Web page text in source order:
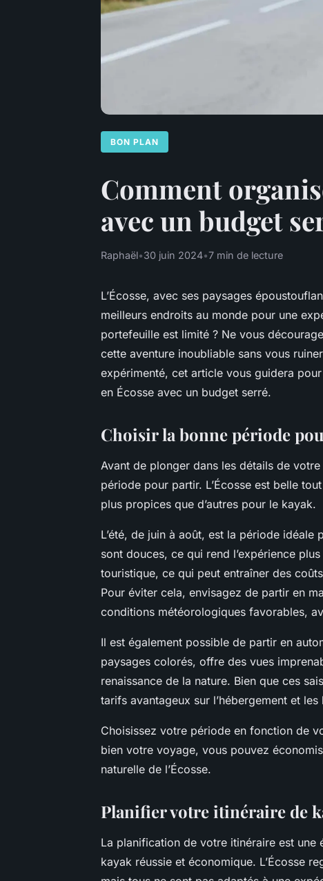
BON PLAN
Comment
avec un budget
Raphaël•30 juin 2024•7 min de lecture
L’Écosse, avec ses paysages
meilleurs endroits au monde pour une
portefeuille est limité ? Ne vous
cette aventure inoubliable sans vous
expérimenté, cet article vous guidera
en Écosse avec un budget serré.
Choisir la bonne période
Avant de plonger dans les détails de
période pour partir. L’Écosse est belle
plus propices que d’autres pour le kayak.
L’été, de juin à août, est la période
sont douces, ce qui rend l’expérience
touristique, ce qui peut entraîner des
Pour éviter cela, envisagez de partir en
conditions météorologiques favorables,
Il est également possible de partir en
paysages colorés, offre des vues
renaissance de la nature. Bien que ces
tarifs avantageux sur l’hébergement et
Choisissez votre période en fonction de
bien votre voyage, vous pouvez
naturelle de l’Écosse.
Planifier votre itinéraire de
La planification de votre itinéraire est
kayak réussie et économique. L’Écosse